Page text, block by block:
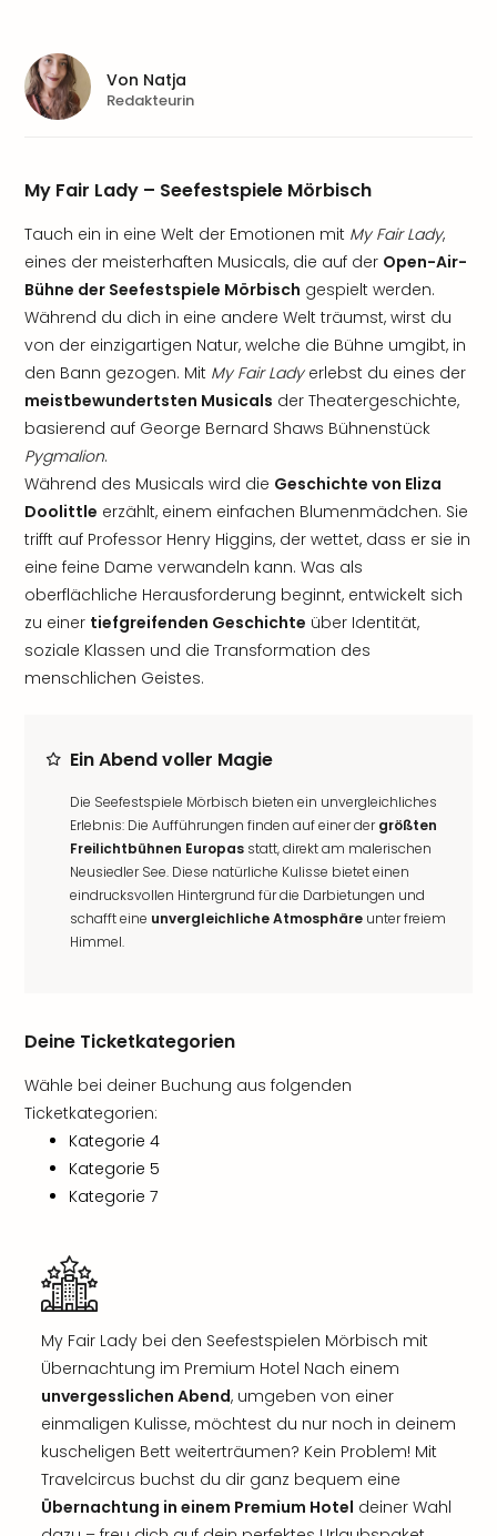
My Fair Lady – Seefestspiele Mörbisch
Tauch ein in eine Welt der Emotionen mit My Fair Lady,
eines der meisterhaften Musicals, die auf der Open-Air-
Bühne der Seefestspiele Mörbisch gespielt werden.
Während du dich in eine andere Welt träumst, wirst du
von der einzigartigen Natur, welche die Bühne umgibt, in
den Bann gezogen. Mit My Fair Ladyerlebst du eines der
meistbewundertsten Musicals der Theatergeschichte,
basierend auf George Bernard Shaws Bühnenstück
Pygmalion.
Während des Musicals wird die Geschichte von Eliza
Doolittle erzählt, einem einfachen Blumenmädchen. Sie
trifft auf Professor Henry Higgins, der wettet, dass er sie in
eine feine Dame verwandeln kann. Was als
oberflächliche Herausforderung beginnt, entwickelt sich
zu einer tiefgreifenden Geschichte über Identität,
soziale Klassen und die Transformation des
menschlichen Geistes.
Ein Abend voller Magie
Die Seefestspiele Mörbisch bieten ein unvergleichliches
Erlebnis: Die Aufführungen finden auf einer dergrößten
Freilichtbühnen Europas statt, direkt am malerischen
Neusiedler See. Diese natürliche Kulisse bietet einen
eindrucksvollen Hintergrund für die Darbietungen und
schafft eine unvergleichliche Atmosphäre unter freiem
Himmel.
Deine Ticketkategorien
Wähle bei deiner Buchung aus folgenden
Ticketkategorien:
Kategorie 4
Kategorie 5
Kategorie 7
My Fair Lady bei den Seefestspielen Mörbisch mit
Übernachtung im Premium Hotel Nach einem
unvergesslichen Abend, umgeben von einer
einmaligen Kulisse, möchtest du nur noch in deinem
kuscheligen Bett weiterträumen? Kein Problem! Mit
Travelcircus buchst du dir ganz bequem eine
Übernachtung in einem Premium Hotel deiner Wahl
Von Natja
Redakteurin